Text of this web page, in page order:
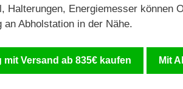
Halterungen, Energiemesser können
an Abholstation in der Nähe.
Versand ab 835€ kaufen Mit